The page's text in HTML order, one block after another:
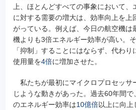
上、ほとんどすべての事象において
に対する需要の増大は、効率向上を上
がっている。例えば、今日の航空機は
機よりも3倍エネルギー効率が高い。
「抑制」することにはならず、代わ
使用量を4倍に増加させた。
私たちが最初にマイクロプロセッサ
じような動きがあった。過去60年間
のエネルギー効率は10億倍以上に向上